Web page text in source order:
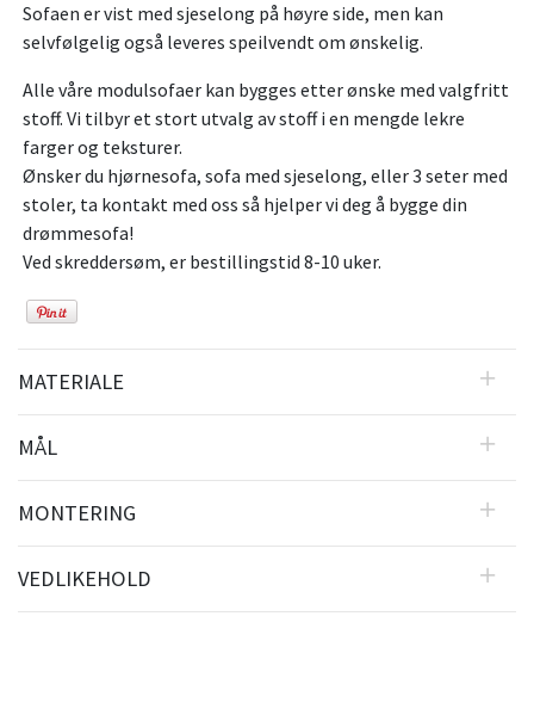
Sofaen er vist med sjeselong på høyre side, men kan
selvfølgelig også leveres speilvendt om ønskelig.
Alle våre modulsofaer kan bygges etter ønske med valgfritt
stoff. Vi tilbyr et stort utvalg av stoff i en mengde lekre
farger og teksturer.
Ønsker du hjørnesofa, sofa med sjeselong, eller 3 seter med
stoler, ta kontakt med oss så hjelper vi deg å bygge din
drømmesofa!
Ved skreddersøm, er bestillingstid 8-10 uker.
MATERIALE
MÅL
MONTERING
VEDLIKEHOLD